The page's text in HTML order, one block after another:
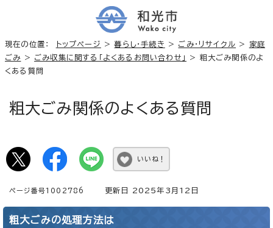
現在の位置： トップページ >暮らし・手続き > ごみ・リサイクル >
家庭
ごみ > ごみ収集に関する「よくあるお問い合わせ」
> 粗大ごみ関係のよ
くある質問
粗大ごみ関係のよくある質問
いいね！
ページ番号1002786 更新日 2025年3月12日
粗大ごみの処理方法は